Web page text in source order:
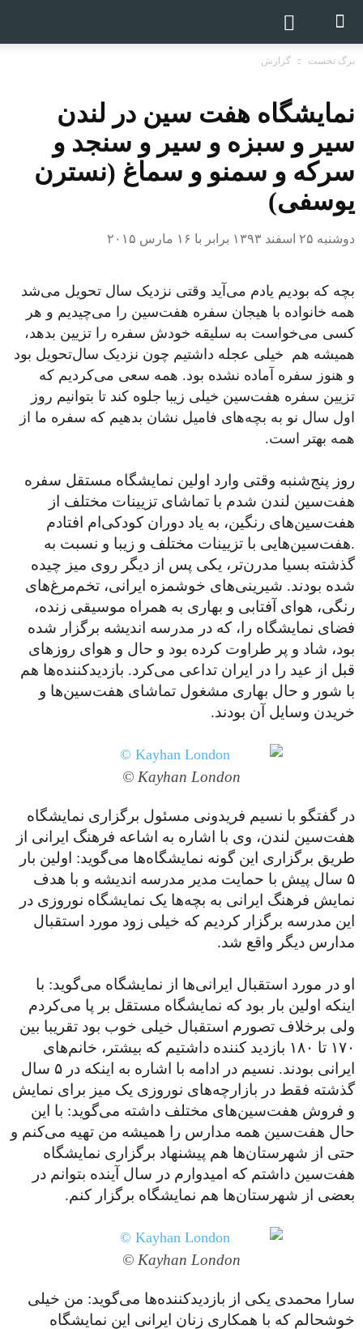
برگ نخست گزارش
نمایشگاه هفت سین در لندن
سیر و سبزه و سیر و سنجد و
سرکه و سمنو و سماغ (نسترن
یوسفی)
دوشنبه ۲۵ اسفند ۱۳۹۳ برابر با ۱۶ مارس ۲۰۱۵
بچه که بودیم یادم می‌آید وقتی نزدیک سال تحویل می‌شد
همه خانواده با هیجان سفره هفت‌سین را می‌چیدیم و هر
کسی می‌خواست به سلیقه خودش سفره را تزیین بدهد،
همیشه هم خیلی عجله داشتیم چون نزدیک سال‌تحویل بود
و هنوز سفره آماده نشده بود. همه سعی می‌کردیم که
تزیین سفره هفت‌سین خیلی زیبا جلوه کند تا بتوانیم روز
اول سال نو به بچه‌های فامیل نشان بدهیم که سفره ما از
همه بهتر است.
روز پنج‌شنبه وقتی وارد اولین نمایشگاه مستقل سفره
هفت‌سین لندن شدم با تماشای تزیینات مختلف از
هفت‌سین‌های رنگین، به یاد دوران کودکی‌ام افتادم
.هفت‌سین‌هایی با تزیینات مختلف و زیبا و نسبت به
گذشته بسیا مدرن‌تر، یکی پس از دیگر روی میز چیده
شده بودند. شیرینی‌های خوشمزه ایرانی، تخم‌مرغ‌های
رنگی، هوای آفتابی و بهاری به همراه موسیقی زنده،
فضای نمایشگاه را، که در مدرسه اندیشه برگزار شده
بود، شاد و پر طراوت کرده بود و حال و هوای روزهای
قبل از عید را در ایران تداعی می‌کرد. بازدید‌کننده‌ها هم
با شور و حال بهاری مشغول تماشای هفت‌سین‌ها و
خریدن وسایل آن بودند.
Kayhan London ©
در گفتگو با نسیم فریدونی مسئول برگزاری نمایشگاه
هفت‌سین لندن، وی با اشاره به اشاعه فرهنگ ایرانی از
طریق برگزاری این گونه نمایشگاه‌ها می‌گوید: اولین بار
۵ سال پیش با حمایت مدیر مدرسه اندیشه و با هدف
نمایش فرهنگ ایرانی به بچه‌ها یک نمایشگاه نوروزی در
این مدرسه برگزار کردیم که خیلی زود مورد استقبال
مدارس دیگر واقع شد.
او در مورد استقبال ایرانی‌ها از نمایشگاه می‌گوید: با
اینکه اولین بار بود که نمایشگاه مستقل بر پا می‌کردم
ولی برخلاف تصورم استقبال خیلی خوب بود تقریبا بین
۱۷۰ تا ۱۸۰ بازدید کننده داشتیم که بیشتر، خانم‌های
ایرانی بودند. نسیم در ادامه با اشاره به اینکه در ۵ سال
گذشته فقط در بازارچه‌های نوروزی یک میز برای نمایش
و فروش هفت‌سین‌های مختلف داشته می‌گوید: با این
حال هفت‌سین همه مدارس را همیشه من تهیه می‌کنم و
حتی از شهرستان‌ها هم پیشنهاد برگزاری نمایشگاه
هفت‌سین داشتم که امیدوارم در سال آینده بتوانم در
بعضی از شهرستان‌ها هم نمایشگاه برگزار کنم.
Kayhan London ©
سارا محمدی یکی از بازدید‌کننده‌ها می‌گوید: من خیلی
خوشحالم که با همکاری زنان ایرانی این نمایشگاه